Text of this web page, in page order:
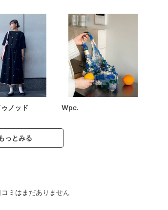
ノッド Wpc.
っとみる
ミはまだありません